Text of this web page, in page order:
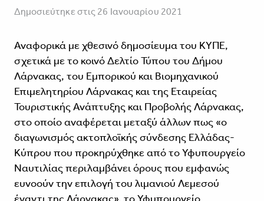
Δημοσιεύτηκε στις 26 Ιανουαρίου 2021
Αναφορικά με χθεσινό δημοσίευμα του ΚΥΠΕ,
σχετικά με το κοινό Δελτίο Τύπου του Δήμου
Λάρνακας, του Εμπορικού και Βιομηχανικού
Επιμελητηρίου Λάρνακας και της Εταιρείας
Τουριστικής Ανάπτυξης και Προβολής Λάρνακας,
στο οποίο αναφέρεται μεταξύ άλλων πως «ο
διαγωνισμός ακτοπλοϊκής σύνδεσης Ελλάδας-
Κύπρου που προκηρύχθηκε από το Υφυπουργείο
Ναυτιλίας περιλαμβάνει όρους που εμφανώς
ευνοούν την επιλογή του λιμανιού Λεμεσού